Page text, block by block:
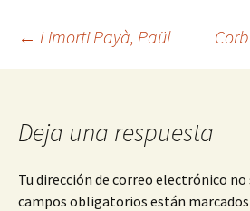
Navegación
entradas
← Limorti Payà, Paül
Deja una respuesta
Tu dirección de correo electrónico no
campos obligatorios están